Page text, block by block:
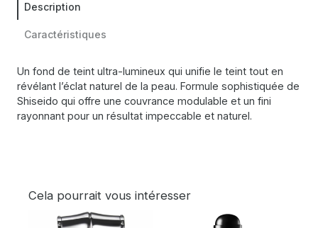
Description
Caractéristiques
Un fond de teint ultra-lumineux qui unifie le teint tout en
révélant l’éclat naturel de la peau. Formule sophistiquée de
Shiseido qui offre une couvrance modulable et un fini
rayonnant pour un résultat impeccable et naturel.
Cela pourrait vous intéresser